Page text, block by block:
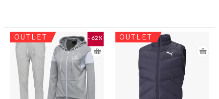
- 62%
OUTLET OUTLET